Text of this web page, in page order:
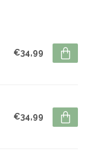
€34,99
€34,99